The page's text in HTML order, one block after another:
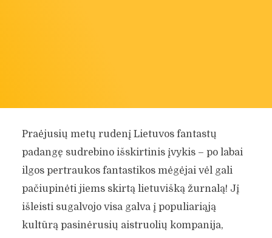
Praėjusių metų rudenį Lietuvos fantastų
padangę sudrebino išskirtinis įvykis – po labai
ilgos pertraukos fantastikos mėgėjai vėl gali
pačiupinėti jiems skirtą lietuvišką žurnalą! Jį
išleisti sugalvojo visa galva į populiariąją
kultūrą pasinėrusių aistruolių kompanija,